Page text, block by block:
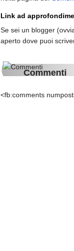
Link ad
Se sei un blogger
aperto dove puoi
Commenti
<fb:comments